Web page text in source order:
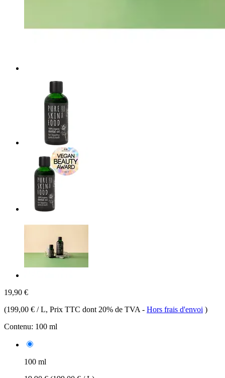
19,90 €
(199,00 € / L, Prix TTC dont 20% de TVA - Hors frais d'envoi )
Contenu: 100 ml
100 ml